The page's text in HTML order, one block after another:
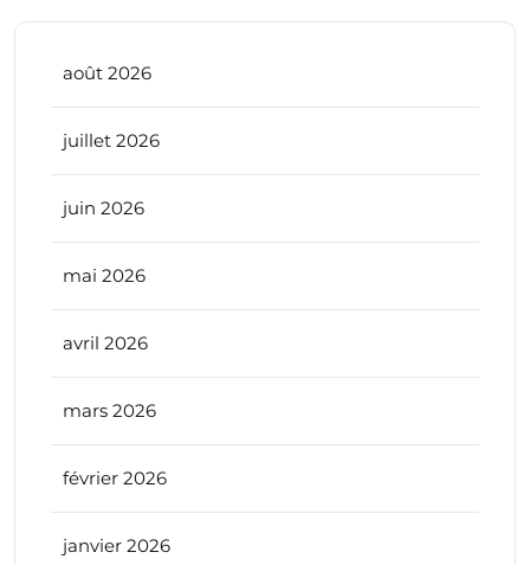
août 2026
juillet 2026
juin 2026
mai 2026
avril 2026
mars 2026
février 2026
janvier 2026